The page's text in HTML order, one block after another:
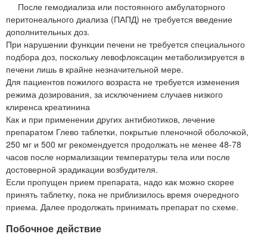
После гемодиализа или постоянного амбулаторного
перитонеального диализа (ПАПД) не требуется введение
дополнительных доз.
При нарушении функции печени не требуется специального
подбора доз, поскольку левофлоксацин метаболизируется в
печени лишь в крайне незначительной мере.
Для пациентов пожилого возраста не требуется изменения
режима дозирования, за исключением случаев низкого
клиренса креатинина
Как и при применении других антибиотиков, лечение
препаратом Глево таблетки, покрытые пленочной оболочкой,
250 мг и 500 мг рекомендуется продолжать не менее 48-78
часов после нормализации температуры тела или после
достоверной эрадикации возбудителя.
Если пропущен прием препарата, надо как можно скорее
принять таблетку, пока не приблизилось время очередного
приема. Далее продолжать принимать препарат по схеме.
Побочное действие